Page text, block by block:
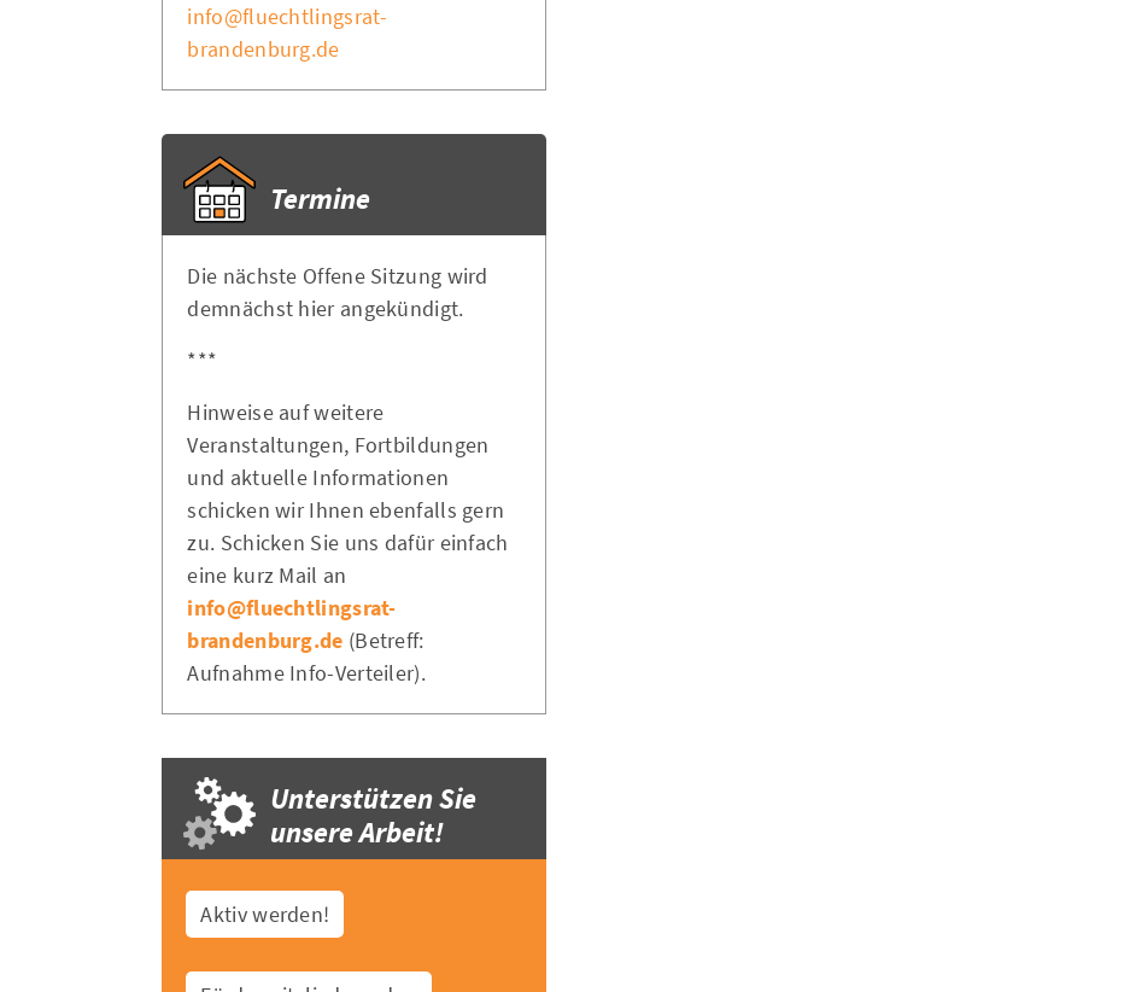
info@fluechtlingsrat-
brandenburg.de
Termine
Die nächste Offene Sitzung wird
demnächst hier angekündigt.
***
Hinweise auf weitere
Veranstaltungen, Fortbildungen
und aktuelle Informationen
schicken wir Ihnen ebenfalls gern
zu. Schicken Sie uns dafür einfach
eine kurz Mail an
info@fluechtlingsrat-
brandenburg.de (Betreff:
Aufnahme Info-Verteiler).
Unterstützen Sie
unsere Arbeit!
Aktiv werden!